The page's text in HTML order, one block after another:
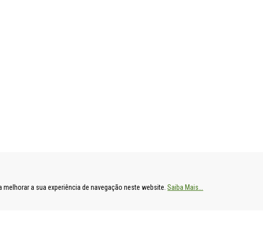
melhorar a sua experiência de navegação neste website.Saiba Mais...
OCIDENTAL
HOSPITAL DE S. FRANCISCO XAVIER